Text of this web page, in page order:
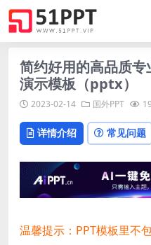
简约好用的高品质
演示模板（pptx）
2023-02-14 国外PPT
详情介绍 常见问题
温馨提示：PPT模板里不